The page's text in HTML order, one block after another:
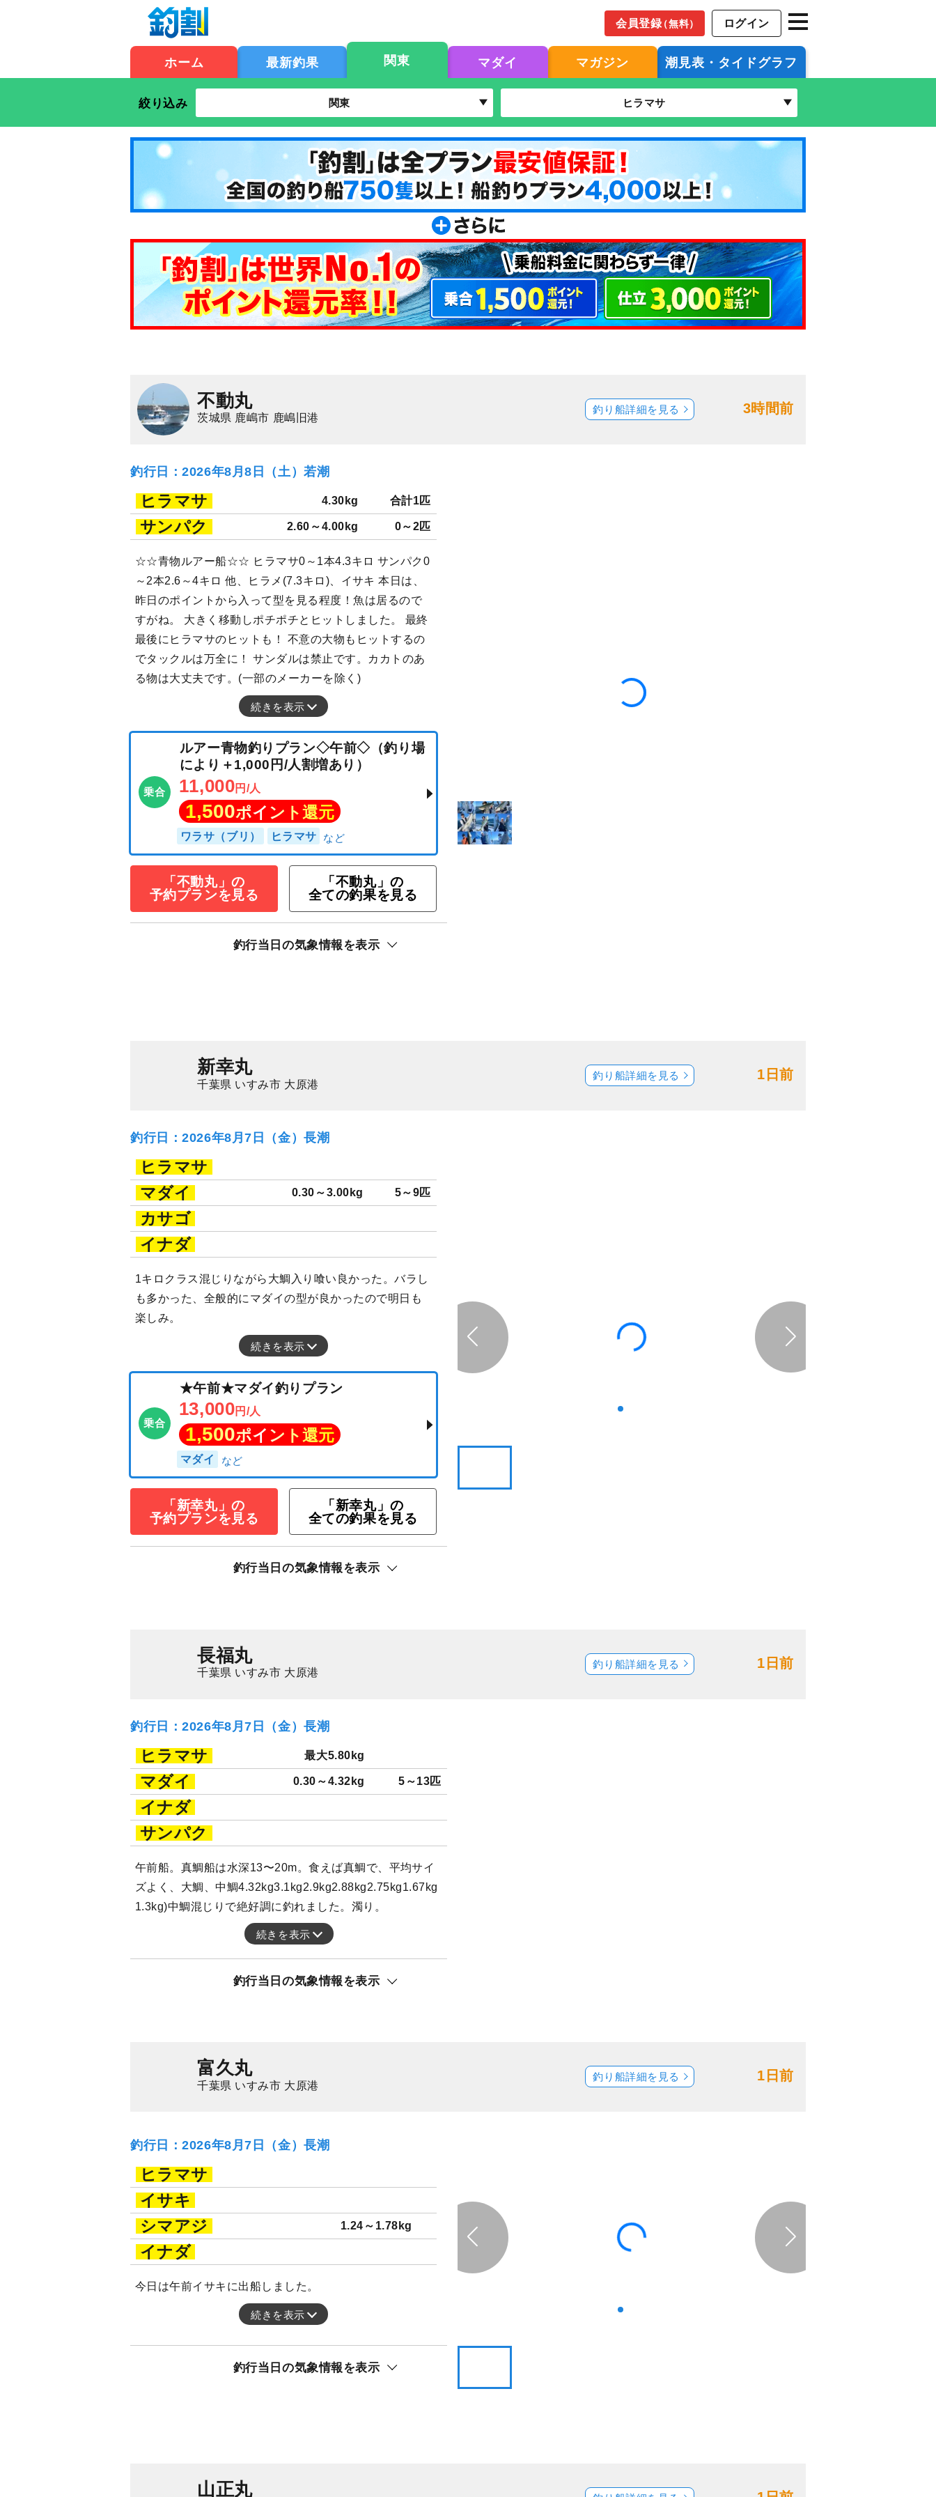
会員登録（無料） ログイン
ホーム 最新釣果 関東 マダイ マガジン 潮見表・タイドグラフ
絞り込み 関東 ヒラマサ
不動丸
茨城県 鹿嶋市 鹿嶋旧港
3時間前
釣り船詳細を見る
釣行日：2026年8月8日（土）若潮
ヒラマサ 4.30kg 合計1匹
サンパク 2.60～4.00kg 0～2匹
☆☆青物ルアー船☆☆ ヒラマサ0～1本4.3キロ サンパク0
～2本2.6～4キロ 他、ヒラメ(7.3キロ)、イサキ 本日は、
昨日のポイントから入って型を見る程度！魚は居るので
すがね。 大きく移動しポチポチとヒットしました。 最終
最後にヒラマサのヒットも！ 不意の大物もヒットするの
でタックルは万全に！ サンダルは禁止です。カカトのあ
る物は大丈夫です。(一部のメーカーを除く)
続きを表示
ルアー青物釣りプラン◇午前◇（釣り場
により＋1,000円/人割増あり）
11,000円/人
1,500 ポイント還元
ワラサ（ブリ） ヒラマサ
「不動丸」の
予約プランを見る
「不動丸」の
全ての釣果を見る
釣行当日の気象情報を表示
新幸丸
千葉県 いすみ市 大原港
1日前
釣り船詳細を見る
釣行日：2026年8月7日（金）長潮
ヒラマサ
マダイ
0.30～3.00kg 5～9匹
カサゴ
イナダ
1キロクラス混じりながら大鯛入り喰い良かった。バラし
も多かった、全般的にマダイの型が良かったので明日も
楽しみ。
続きを表示
乗合
★午前★マダイ釣りプラン
13,000円/人
1,500ポイント還元
「新幸丸」の
予約プランを見る
「新幸丸」の
全ての釣果を見る
釣行当日の気象情報を表示
長福丸
千葉県 いすみ市 大原港
1日前
釣り船詳細を見る
釣行日：2026年8月7日（金）長潮
ヒラマサ 最大5.80kg
マダイ 0.30～4.32kg 5～13匹
イナダ
サンパク
午前船。真鯛船は水深13〜20m。食えば真鯛で、平均サイ
ズよく、大鯛、中鯛4.32kg3.1kg2.9kg2.88kg2.75kg1.67kg
1.3kg)中鯛混じりで絶好調に釣れました。濁り。
続きを表示
釣行当日の気象情報を表示
富久丸
千葉県 いすみ市 大原港
1日前
釣り船詳細を見る
釣行日：2026年8月7日（金）長潮
ヒラマサ
イサキ
シマアジ
1.24～1.78kg
イナダ
今日は午前イサキに出船しました。
続きを表示
釣行当日の気象情報を表示
山正丸